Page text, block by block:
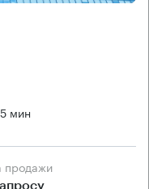
5 мин
продажи